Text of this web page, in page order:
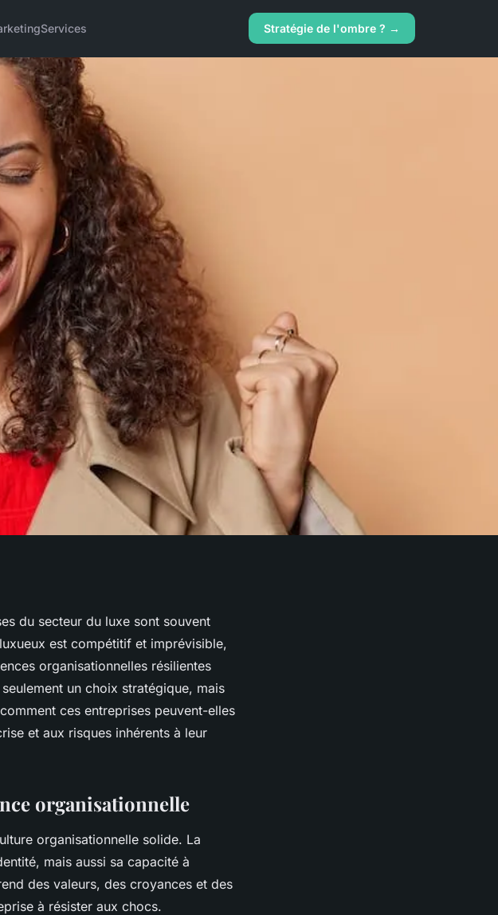
Services Stratégie de l'ombre ? →
du secteur du luxe sont souvent
est compétitif et imprévisible,
organisationnelles résilientes
un choix stratégique, mais
ces entreprises peuvent-elles
et aux risques inhérents à leur
organisationnelle
organisationnelle solide. La
mais aussi sa capacité à
des valeurs, des croyances et des
à résister aux chocs.